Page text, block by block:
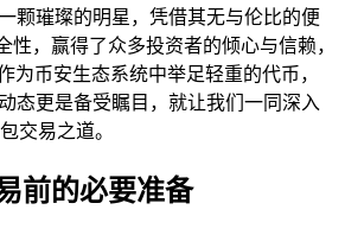
一颗璀璨的明星，凭借其无与伦比的便
性，赢得了众多投资者的倾心与信赖，
为币安生态系统中举足轻重的代币，
态更是备受瞩目，就让我们一同深入
交易之道。
前的必要准备